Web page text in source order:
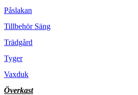
Påslakan
Tillbehör Säng
Trädgård
Tyger
Vaxduk
Överkast